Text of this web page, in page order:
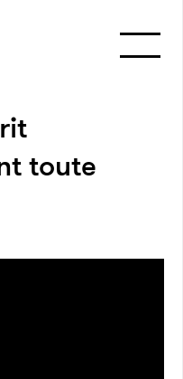
toute